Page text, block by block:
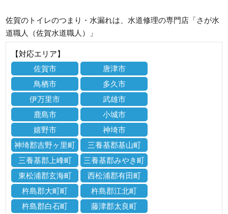
佐賀のトイレのつまり・水漏れは、水道修理の専門店「さが水
道職人（佐賀水道職人）」
【対応エリア】
佐賀市
唐津市
鳥栖市
多久市
伊万里市
武雄市
鹿島市
小城市
嬉野市
神埼市
神埼郡吉野ヶ里町
三養基郡基山町
三養基郡上峰町
三養基郡みやき町
東松浦郡玄海町
西松浦郡有田町
杵島郡大町町
杵島郡江北町
杵島郡白石町
藤津郡太良町